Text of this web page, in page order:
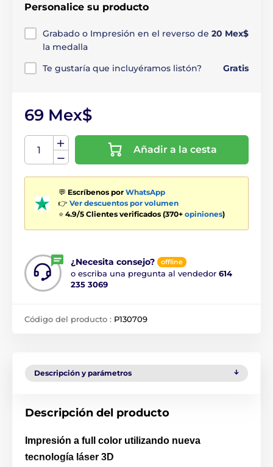
Personalice su producto
Grabado o Impresión en el reverso de
la medalla
20 Mex$
Te gustaría que incluyéramos listón? Gratis
69 Mex$
Añadir a la cesta
💬 Escríbenos por WhatsApp
👉 Ver descuentos por volumen
⭐ 4.9/5 Clientes verificados (370+ opiniones)
¿Necesita consejo? offline
o escriba una pregunta al vendedor 614
235 3069
Código del producto : P130709
Descripción y parámetros
Descripción del producto
Impresión a full color utilizando nueva
tecnología láser 3D